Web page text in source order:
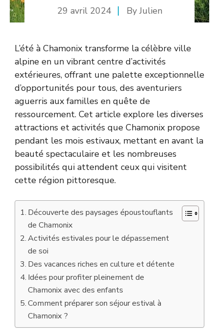
29 avril 2024 ByJulien
L’été à Chamonix transforme la célèbre ville
alpine en un vibrant centre d’activités
extérieures, offrant une palette exceptionnelle
d’opportunités pour tous, des aventuriers
aguerris aux familles en quête de
ressourcement. Cet article explore les diverses
attractions et activités que Chamonix propose
pendant les mois estivaux, mettant en avant la
beauté spectaculaire et les nombreuses
possibilités qui attendent ceux qui visitent
cette région pittoresque.
Découverte des paysages époustouflants
de Chamonix
Activités estivales pour le dépassement
de soi
Des vacances riches en culture et détente
Idées pour profiter pleinement de
Chamonix avec des enfants
Comment préparer son séjour estival à
Chamonix ?